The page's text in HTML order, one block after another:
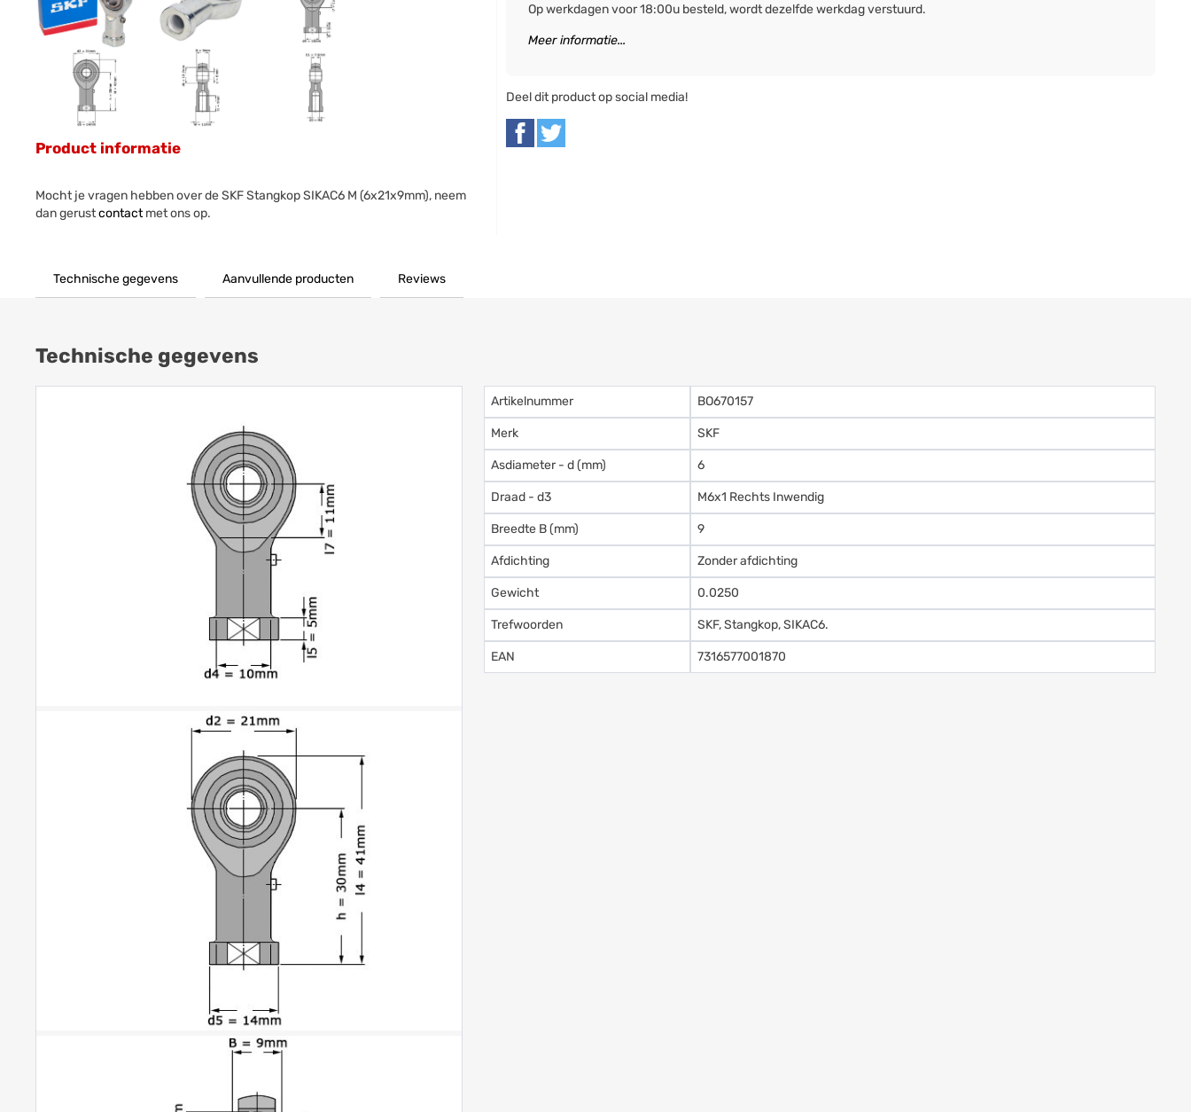
Product informatie
Mocht je vragen hebben over de SKF Stangkop SIKAC6 M (6x21x9mm), neem
dan gerustcontactmet ons op.
Op werkdagen voor 18:00u besteld, wordt dezelfde werkdag verstuurd.
Meer informatie...
Deel dit product op social media!
Technische gegevens Aanvullende producten Reviews
Technische gegevens
Artikelnummer BO670157
Merk SKF
Asdiameter - d (mm) 6
Draad - d3 M6x1 Rechts Inwendig
Breedte B (mm) 9
Afdichting Zonder afdichting
Gewicht 0.0250
Trefwoorden SKF, Stangkop, SIKAC6.
EAN 7316577001870